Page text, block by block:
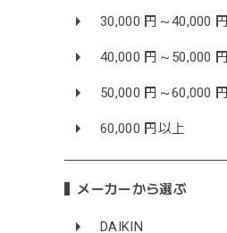
30,000 円～40,000 円
40,000 円～50,000 円
50,000 円～60,000 円
60,000 円以上
メーカーから選ぶ
DAIKIN